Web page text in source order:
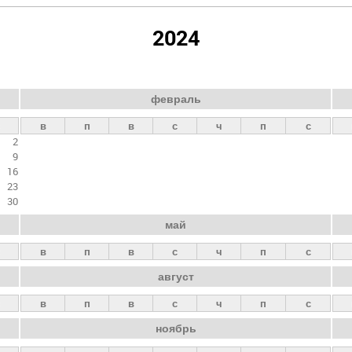
2024
2
9
16
23
30
февраль
в п в с ч п с
май
в п в с ч п с
август
в п в с ч п с
ноябрь